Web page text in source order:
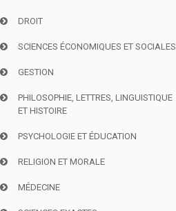
DROIT
SCIENCES ÉCONOMIQUES ET SOCIALES
GESTION
PHILOSOPHIE, LETTRES, LINGUISTIQUE
ET HISTOIRE
PSYCHOLOGIE ET ÉDUCATION
RELIGION ET MORALE
MÉDECINE